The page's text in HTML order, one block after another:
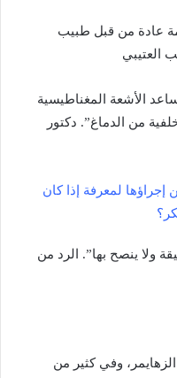
عادة من قبل طبيب
العتيبي
الأشعة المغناطيسية
من الدماغ”. دكتور
لمعرفة إذا كان
ولا ينصح بها”. الرد من
وفي كثير من